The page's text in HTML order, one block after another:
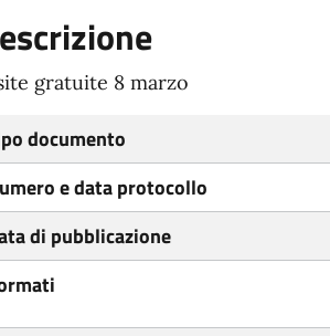
gratuite 8 marzo
documento
e data protocollo
di pubblicazione